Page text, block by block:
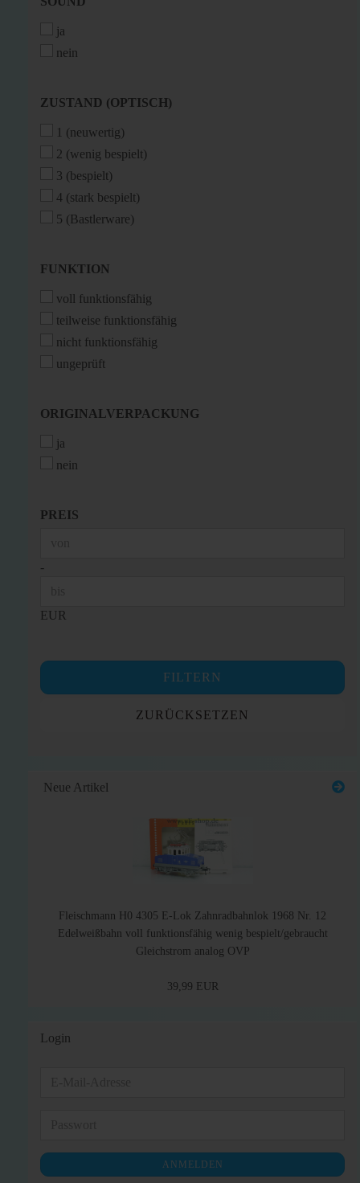
ja
nein
ZUSTAND
ZUSTAND (OPTISCH)
1 (neuwertig)
2 (wenig bespielt)
3 (bespielt)
4 (stark bespielt)
5 (Bastlerware)
FUNKTION
FUNKTION
voll funktionsfähig
teilweise funktionsfähig
nicht funktionsfähig
ungeprüft
ORIGINALVERPACKUNG
ORIGINALVERPACKUNG
ja
nein
PREIS
PREIS
-
EUR
FILTERN
ZURÜCKSETZEN
Neue Artikel
Fleischmann H0 4305 E-Lok Zahnradbahnlok 1968 Nr. 12
Edelweißbahn voll funktionsfähig wenig bespielt/gebraucht
Gleichstrom analog OVP
39,99 EUR
Login
ANMELDEN